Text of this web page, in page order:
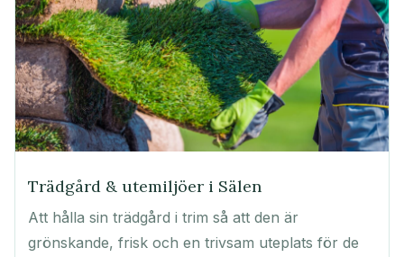
Trädgård & utemiljöer i Sälen
Att hålla sin trädgård i trim så att den är
grönskande, frisk och en trivsam uteplats för de